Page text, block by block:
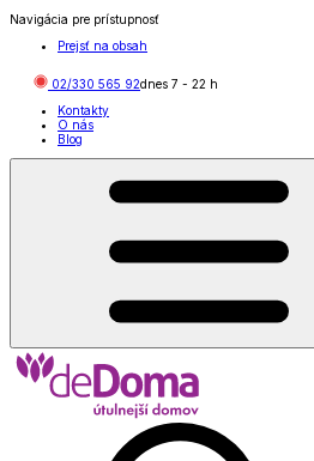
Navigácia pre prístupnosť
Prejsť na obsah
02/330 565 92dnes 7 - 22 h
Kontakty
O nás
Blog